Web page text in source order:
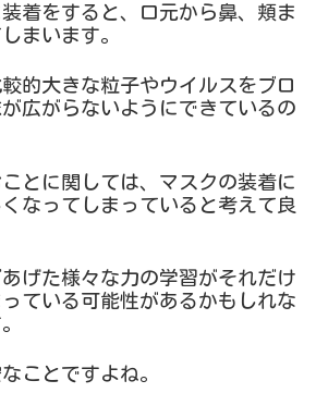
着をすると、口元から鼻、頬ま
まいます。
的大きな粒子やウイルスをブロ
広がらないようにできているの
とに関しては、マスクの装着に
なってしまっていると考えて良
げた様々な力の学習がそれだけ
ている可能性があるかもしれな
ことですよね。